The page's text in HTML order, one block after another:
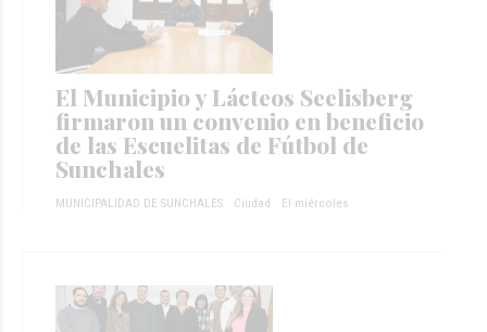
El Municipio y Lácteos Seelisberg
firmaron un convenio en beneficio
de las Escuelitas de Fútbol de
Sunchales
MUNICIPALIDAD DE SUNCHALES Ciudad El miércoles